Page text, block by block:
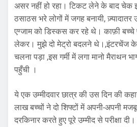
असर नहीं हो रहा। टिकट लेने के बाद चेक
ठसाठस भरे लोगों में जगह बनायी, ज़्यादातर
एग्जाम को डिस्कस कर रहे थे। काफ़ी बच्चे
लेकर। मुझे दो मेट्रो बदलने थे।,इंटरचेंज
चलना पड़ा ,इस गर्मी में लगा मानो मैराथन
पहुँची ।
ये एक उम्मीदवार छात्र की उस दिन की
लाख बच्चों ने दो शिफ्टों में अपनी-अपनी
दरकिनार करते हुए पूरे उम्मीद से परीक्षा